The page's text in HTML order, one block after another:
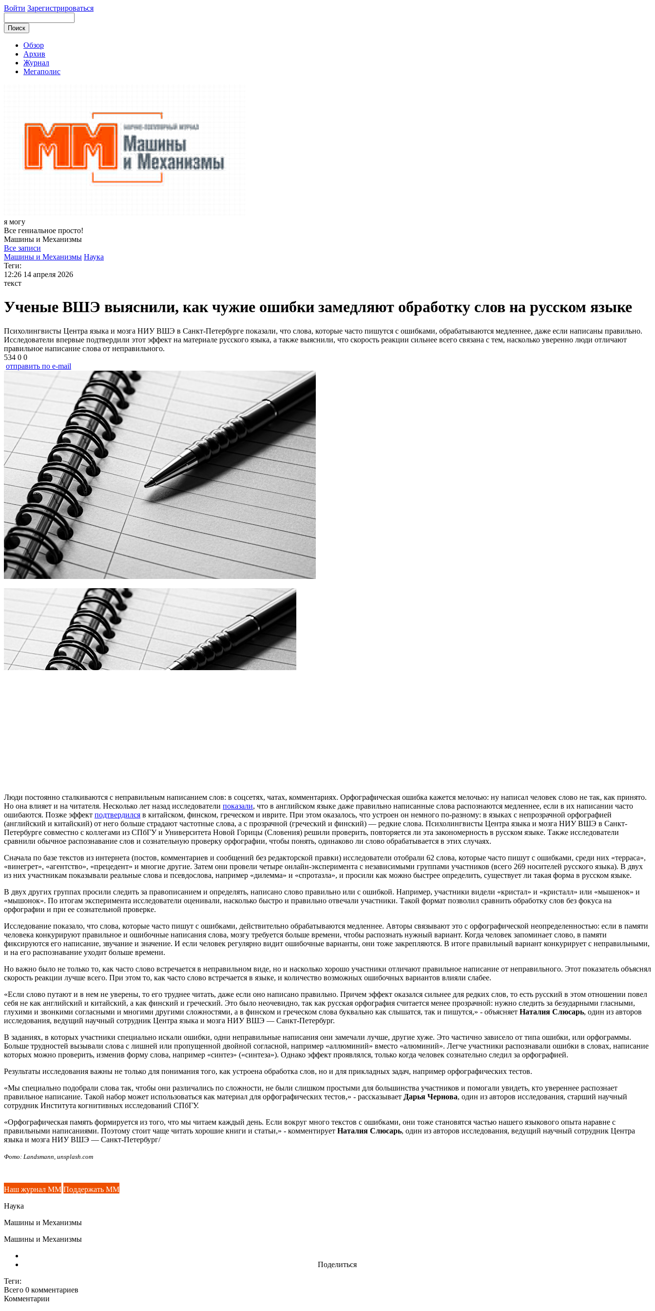
Войти Зарегистрироваться
Обзор
Архив
Журнал
Мегаполис
я могу
Все гениальное просто!
Машины и Механизмы
Все записи
Машины и Механизмы Наука
Теги:
12:26 14 апреля 2026
текст
Ученые ВШЭ выяснили, как чужие ошибки замедляют обработку слов на русском языке
Психолингвисты Центра языка и мозга НИУ ВШЭ в Санкт-Петербурге показали, что слова, которые часто пишутся с ошибками, обрабатываются медленнее, даже если написаны правильно.
Исследователи впервые подтвердили этот эффект на материале русского языка, а также выяснили, что скорость реакции сильнее всего связана с тем, насколько уверенно люди отличают
правильное написание слова от неправильного.
534 0 0
отправить по e-mail
Люди постоянно сталкиваются с неправильным написанием слов: в соцсетях, чатах, комментариях. Орфографическая ошибка кажется мелочью: ну написал человек слово не так, как принято.
Но она влияет и на читателя. Несколько лет назад исследователи показали, что в английском языке даже правильно написанные слова распознаются медленнее, если в их написании часто
ошибаются. Позже эффект подтвердился в китайском, финском, греческом и иврите. При этом оказалось, что устроен он немного по-разному: в языках с непрозрачной орфографией
(английский и китайский) от него больше страдают частотные слова, а с прозрачной (греческий и финский) — редкие слова. Психолингвисты Центра языка и мозга НИУ ВШЭ в Санкт-
Петербурге совместно с коллегами из СПбГУ и Университета Новой Горицы (Словения) решили проверить, повторяется ли эта закономерность в русском языке. Также исследователи
сравнили обычное распознавание слов и сознательную проверку орфографии, чтобы понять, одинаково ли слово обрабатывается в этих случаях.
Сначала по базе текстов из интернета (постов, комментариев и сообщений без редакторской правки) исследователи отобрали 62 слова, которые часто пишут с ошибками, среди них «терраса»,
«винегрет», «агентство», «прецедент» и многие другие. Затем они провели четыре онлайн-эксперимента с независимыми группами участников (всего 269 носителей русского языка). В двух
из них участникам показывали реальные слова и псевдослова, например «дилемма» и «спротазла», и просили как можно быстрее определить, существует ли такая форма в русском языке.
В двух других группах просили следить за правописанием и определять, написано слово правильно или с ошибкой. Например, участники видели «кристал» и «кристалл» или «мышенок» и
«мышонок». По итогам эксперимента исследователи оценивали, насколько быстро и правильно отвечали участники. Такой формат позволил сравнить обработку слов без фокуса на
орфографии и при ее сознательной проверке.
Исследование показало, что слова, которые часто пишут с ошибками, действительно обрабатываются медленнее. Авторы связывают это с орфографической неопределенностью: если в памяти
человека конкурируют правильное и ошибочные написания слова, мозгу требуется больше времени, чтобы распознать нужный вариант. Когда человек запоминает слово, в памяти
фиксируются его написание, звучание и значение. И если человек регулярно видит ошибочные варианты, они тоже закрепляются. В итоге правильный вариант конкурирует с неправильными,
и на его распознавание уходит больше времени.
Но важно было не только то, как часто слово встречается в неправильном виде, но и насколько хорошо участники отличают правильное написание от неправильного. Этот показатель объяснял
скорость реакции лучше всего. При этом то, как часто слово встречается в языке, и количество возможных ошибочных вариантов влияли слабее.
«Если слово путают и в нем не уверены, то его труднее читать, даже если оно написано правильно. Причем эффект оказался сильнее для редких слов, то есть русский в этом отношении повел
себя не как английский и китайский, а как финский и греческий. Это было неочевидно, так как русская орфография считается менее прозрачной: нужно следить за безударными гласными,
глухими и звонкими согласными и многими другими сложностями, а в финском и греческом слова буквально как слышатся, так и пишутся,» - объясняет Наталия Слюсарь, один из авторов
исследования, ведущий научный сотрудник Центра языка и мозга НИУ ВШЭ — Санкт-Петербург.
В заданиях, в которых участники специально искали ошибки, одни неправильные написания они замечали лучше, другие хуже. Это частично зависело от типа ошибки, или орфограммы.
Больше трудностей вызывали слова с лишней или пропущенной двойной согласной, например «аллюминий» вместо «алюминий». Легче участники распознавали ошибки в словах, написание
которых можно проверить, изменив форму слова, например «синтез» («синтеза»). Однако эффект проявлялся, только когда человек сознательно следил за орфографией.
Результаты исследования важны не только для понимания того, как устроена обработка слов, но и для прикладных задач, например орфографических тестов.
«Мы специально подобрали слова так, чтобы они различались по сложности, не были слишком простыми для большинства участников и помогали увидеть, кто увереннее распознает
правильное написание. Такой набор может использоваться как материал для орфографических тестов,» - рассказывает Дарья Чернова, один из авторов исследования, старший научный
сотрудник Института когнитивных исследований СПбГУ.
«Орфографическая память формируется из того, что мы читаем каждый день. Если вокруг много текстов с ошибками, они тоже становятся частью нашего языкового опыта наравне с
правильными написаниями. Поэтому стоит чаще читать хорошие книги и статьи,» - комментирует Наталия Слюсарь, один из авторов исследования, ведущий научный сотрудник Центра
языка и мозга НИУ ВШЭ — Санкт-Петербург/
Фото: Landsmann, unsplash.com
Наш журнал ММ Поддержать ММ
Наука
Машины и Механизмы
Машины и Механизмы
Поделиться
Теги:
Всего 0 комментариев
Комментарии